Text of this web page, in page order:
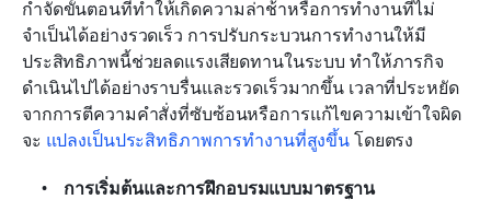
กำจัดขั้นตอนที่ทำให้เกิดความล่าช้าหรือการทำงานที่ไม่
จำเป็นได้อย่างรวดเร็ว การปรับกระบวนการทำงานให้มี
ประสิทธิภาพนี้ช่วยลดแรงเสียดทานในระบบ ทำให้ภารกิจ
ดำเนินไปได้อย่างราบรื่นและรวดเร็วมากขึ้น เวลาที่ประหยัด
จากการตีความคำสั่งที่ซับซ้อนหรือการแก้ไขความเข้าใจผิด
จะ แปลงเป็นประสิทธิภาพการทำงานที่สูงขึ้น โดยตรง
การเริ่มต้นและการฝึกอบรมแบบมาตรฐาน